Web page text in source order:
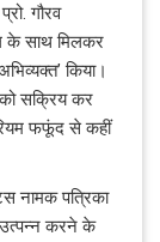
गौरव
के साथ मिलकर
किया।
सक्रिय कर
फफूंद से कहीं
नामक पत्रिका
करने के